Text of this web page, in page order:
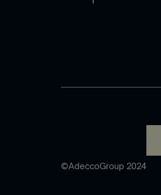
©AdeccoGroup 2024